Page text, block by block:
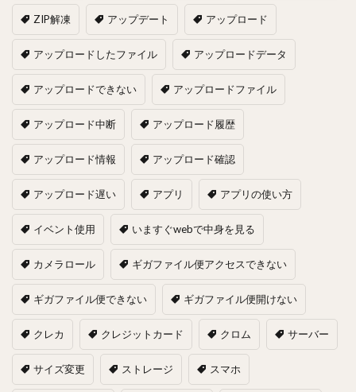
ZIP解凍 アップデート アップロード
アップロードしたファイル アップロードデータ
アップロードできない アップロードファイル
アップロード中断 アップロード履歴
アップロード情報 アップロード確認
アップロード遅い アプリ アプリの使い方
イベント使用 いますぐwebで中身を見る
カメラロール ギガファイル便アクセスできない
ギガファイル便できない ギガファイル便開けない
クレカ クレジットカード クロム サーバー
サイズ変更 ストレージ スマホ